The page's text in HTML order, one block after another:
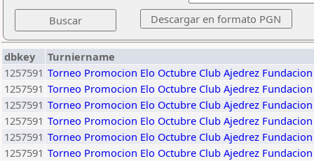
dbkey
Turniername
1257591 Torneo Promocion Elo Octubre Club Ajedrez Fundacion
1257591 Torneo Promocion Elo Octubre Club Ajedrez Fundacion
1257591 Torneo Promocion Elo Octubre Club Ajedrez Fundacion
1257591 Torneo Promocion Elo Octubre Club Ajedrez Fundacion
1257591 Torneo Promocion Elo Octubre Club Ajedrez Fundacion
1257591 Torneo Promocion Elo Octubre Club Ajedrez Fundacion